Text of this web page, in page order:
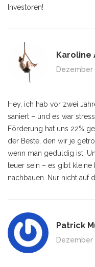
Investoren!
Karoline
Dezember
Hey, ich hab vor zwei
saniert – und es war
Förderung hat uns 22%
der Beste, den wir je
wenn man geduldig ist.
teuer sein – es gibt kleine
nachbauen. Nur nicht auf
Patrick
Dezember